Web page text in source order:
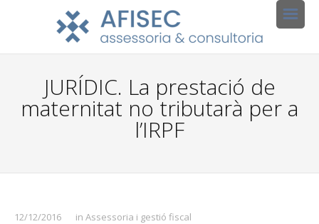
JURÍDIC. La prestació de
maternitat no tributarà per a
l’IRPF
12/12/2016 in Assessoria i gestió fiscal